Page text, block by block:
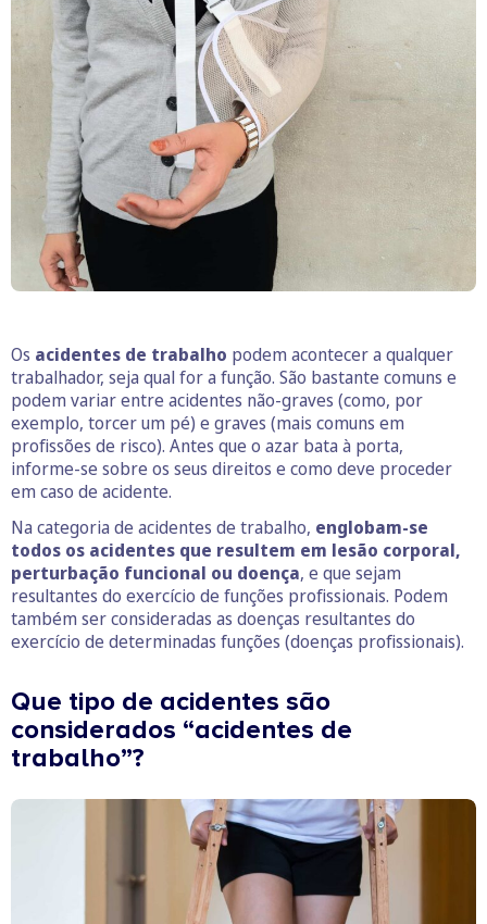
Os acidentes de trabalho podem acontecer a qualquer
trabalhador, seja qual for a função. São bastante comuns e
podem variar entre acidentes não-graves (como, por
exemplo, torcer um pé) e graves (mais comuns em
profissões de risco). Antes que o azar bata à porta,
informe-se sobre os seus direitos e como deve proceder
em caso de acidente.
Na categoria de acidentes de trabalho, englobam-se
todos os acidentes que resultem em lesão corporal,
perturbação funcional ou doença, e que sejam
resultantes do exercício de funções profissionais. Podem
também ser consideradas as doenças resultantes do
exercício de determinadas funções (doenças profissionais).
Que tipo de acidentes são
considerados “acidentes de
trabalho”?